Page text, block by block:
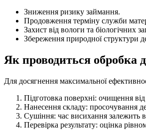
Зниження ризику займання.
Продовження терміну служби
Захист від вологи та біологічних
Збереження природної структури
Як проводиться обробка
Для досягнення максимальної
Підготовка поверхні: очищення
Нанесення складу: просочування
Сушіння: час висихання залежить
Перевірка результату: оцінка